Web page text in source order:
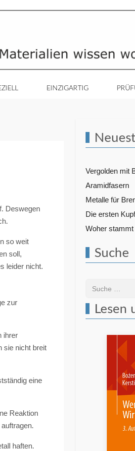
EINZIGARTIG
Deswegen
so weit
soll,
leider nicht.
zur
ihrer
sie nicht breit
eine
Reaktion
haften.
Vergolden mit
Aramidfasern
Metalle für
Die ersten
Woher
Suche
Suchen
Lesen